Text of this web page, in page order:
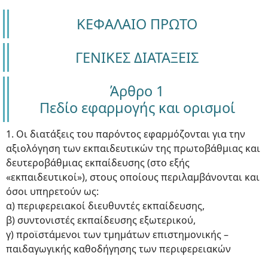
ΚΕΦΑΛΑΙΟ ΠΡΩΤΟ
ΓΕΝΙΚΕΣ ΔΙΑΤΑΞΕΙΣ
Άρθρο 1
Πεδίο εφαρμογής και ορισμοί
1. Οι διατάξεις του παρόντος εφαρμόζονται για την
αξιολόγηση των εκπαιδευτικών της πρωτοβάθμιας και
δευτεροβάθμιας εκπαίδευσης (στο εξής
«εκπαιδευτικοί»), στους οποίους περιλαμβάνονται και
όσοι υπηρετούν ως:
α) περιφερειακοί διευθυντές εκπαίδευσης,
β) συντονιστές εκπαίδευσης εξωτερικού,
γ) προϊστάμενοι των τμημάτων επιστημονικής –
παιδαγωγικής καθοδήγησης των περιφερειακών